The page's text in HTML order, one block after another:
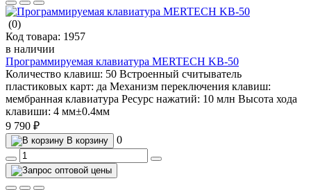
(0)
Код товара: 1957
в наличии
Программируемая клавиатура MERTECH KB-50
Количество клавиш: 50 Встроенный считыватель
пластиковых карт: да Механизм переключения клавиш:
мембранная клавиатура Ресурс нажатий: 10 млн Высота хода
клавиши: 4 мм±0.4мм
9 790 ₽
В корзину 0